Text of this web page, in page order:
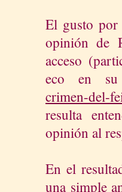
El gusto por
opinión de
acceso
eco en
crimen-del-
resulta
opinión al
En el
una simple